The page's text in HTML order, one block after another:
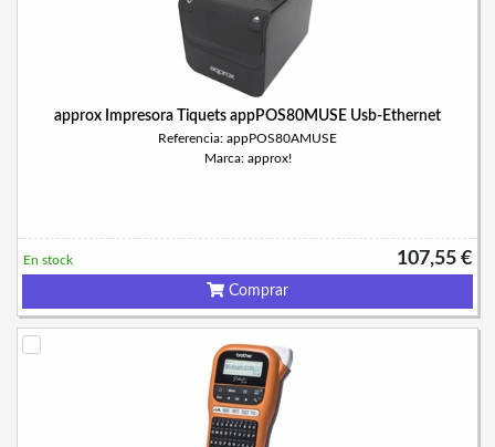
approx Impresora Tiquets appPOS80MUSE Usb-Ethernet
Referencia: appPOS80AMUSE
Marca: approx!
107,55 €
En stock
Comprar